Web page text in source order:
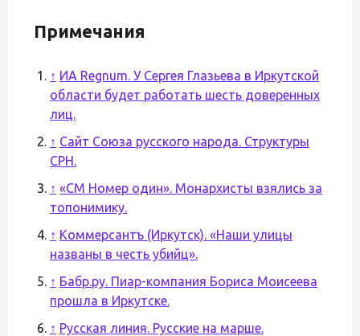
Примечания
↑ ИА Regnum. У Сергея Глазьева в Иркутской
области будет работать шесть доверенных
лиц.
↑ Сайт Союза русского народа. Структуры
СРН.
↑ «СМ Номер один». Монархисты взялись за
топонимику.
↑ Коммерсантъ (Иркутск). «Наши улицы
названы в честь убийц».
↑ Бабр.ру. Пиар-компания Бориса Моисеева
прошла в Иркутске.
↑ Русская линия. Русские на марше.